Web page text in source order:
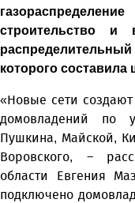
строительство и
которого составила
«Новые сети
домовладений по
Пушкина, Майской,
Воровского, –
области Евгения
подключено